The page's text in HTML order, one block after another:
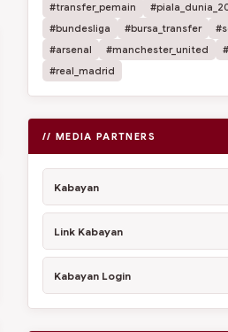
#transfer_pemain
#bundesliga
#bursa_transfer
#arsenal
#manchester_united
#real_madrid
// MEDIA PARTNERS
Kabayan
Link Kabayan
Kabayan Login